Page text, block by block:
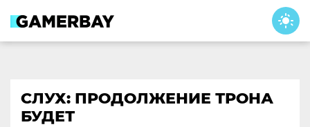
content
СЛУХ: ПРОДОЛЖЕНИЕ ТРОНА
БУДЕТ